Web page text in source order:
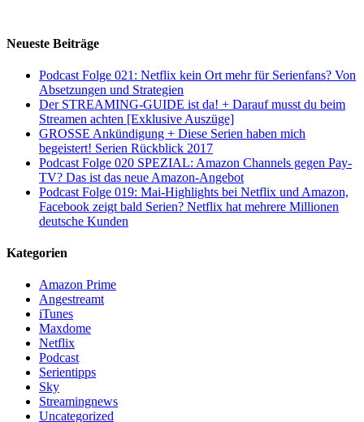
Neueste Beiträge
Podcast Folge 021: Netflix kein Ort mehr für Serienfans? Von
Absetzungen und Strategien
Der STREAMING-GUIDE ist da! + Darauf musst du beim
Streamen achten [Exklusive Auszüge]
GROSSE Ankündigung + Diese Serien haben mich
begeistert! Serien Rückblick 2017
Podcast Folge 020 SPEZIAL: Amazon Channels gegen Pay-
TV? Das ist das neue Amazon-Angebot
Podcast Folge 019: Mai-Highlights bei Netflix und Amazon,
Facebook zeigt bald Serien? Netflix hat mehrere Millionen
deutsche Kunden
Kategorien
Amazon Prime
Angestreamt
iTunes
Maxdome
Netflix
Podcast
Serientipps
Sky
Streamingnews
Uncategorized